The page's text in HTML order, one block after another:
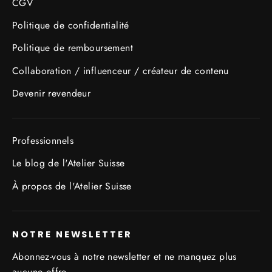
Politique de confidentialité
Politique de remboursement
Collaboration / influenceur / créateur de contenu
Devenir revendeur
Professionnels
Le blog de l'Atelier Suisse
À propos de l'Atelier Suisse
NOTRE NEWSLETTER
Abonnez-vous à notre newsletter et ne manquez plus